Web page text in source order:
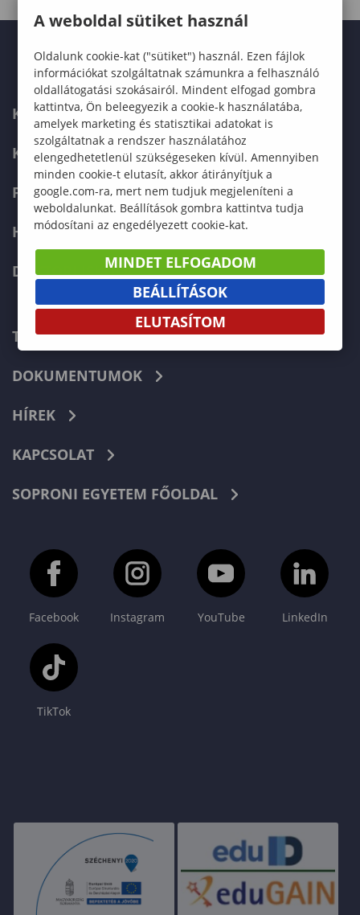
KARUNK
KÉPZÉSEK
FELVÉTELIZŐKNEK
HALLGATÓKNAK
DOKTORI ISKOLA
TELEFONKÖNYV
DOKUMENTUMOK
HÍREK
KAPCSOLAT
SOPRONI EGYETEM FŐOLDAL
Facebook Instagram YouTube LinkedIn
TikTok
A weboldal sütiket használ
Oldalunk cookie-kat ("sütiket") használ. Ezen fájlok
információkat szolgáltatnak számunkra a felhasználó
oldallátogatási szokásairól. Mindent elfogad gombra
kattintva, Ön beleegyezik a cookie-k használatába,
amelyek marketing és statisztikai adatokat is
szolgáltatnak a rendszer használatához
elengedhetetlenül szükségeseken kívül. Amennyiben
minden cookie-t elutasít, akkor átirányítjuk a
google.com-ra, mert nem tudjuk megjeleníteni a
weboldalunkat. Beállítások gombra kattintva tudja
módosítani az engedélyezett cookie-kat.
MINDET ELFOGADOM
BEÁLLÍTÁSOK
ELUTASÍTOM